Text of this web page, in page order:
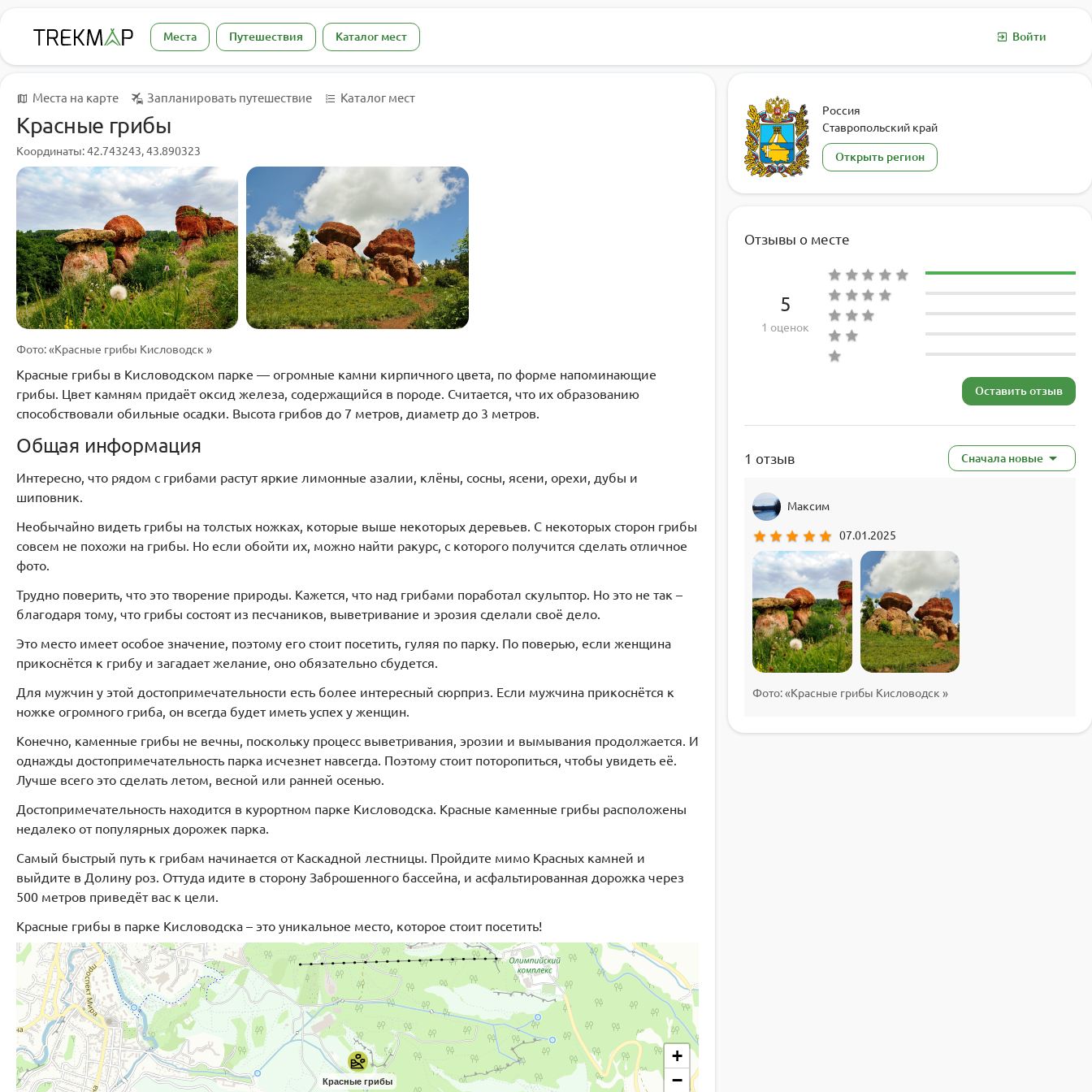
Места Путешествия Каталог мест Войти
Места на карте Запланировать путешествие Каталог мест
Красные грибы
Координаты: 42.743243, 43.890323
Фото: «Красные грибы Кисловодск »
Красные грибы в Кисловодском парке — огромные камни кирпичного цвета, по форме напоминающие
грибы. Цвет камням придаёт оксид железа, содержащийся в породе. Считается, что их образованию
способствовали обильные осадки. Высота грибов до 7 метров, диаметр до 3 метров.
Общая информация
Интересно, что рядом с грибами растут яркие лимонные азалии, клёны, сосны, ясени, орехи, дубы и
шиповник.
Необычайно видеть грибы на толстых ножках, которые выше некоторых деревьев. С некоторых сторон грибы
совсем не похожи на грибы. Но если обойти их, можно найти ракурс, с которого получится сделать отличное
фото.
Трудно поверить, что это творение природы. Кажется, что над грибами поработал скульптор. Но это не так –
благодаря тому, что грибы состоят из песчаников, выветривание и эрозия сделали своё дело.
Это место имеет особое значение, поэтому его стоит посетить, гуляя по парку. По поверью, если женщина
прикоснётся к грибу и загадает желание, оно обязательно сбудется.
Для мужчин у этой достопримечательности есть более интересный сюрприз. Если мужчина прикоснётся к
ножке огромного гриба, он всегда будет иметь успех у женщин.
Конечно, каменные грибы не вечны, поскольку процесс выветривания, эрозии и вымывания продолжается. И
однажды достопримечательность парка исчезнет навсегда. Поэтому стоит поторопиться, чтобы увидеть её.
Лучше всего это сделать летом, весной или ранней осенью.
Достопримечательность находится в курортном парке Кисловодска. Красные каменные грибы расположены
недалеко от популярных дорожек парка.
Самый быстрый путь к грибам начинается от Каскадной лестницы. Пройдите мимо Красных камней и
выйдите в Долину роз. Оттуда идите в сторону Заброшенного бассейна, и асфальтированная дорожка через
500 метров приведёт вас к цели.
Красные грибы в парке Кисловодска – это уникальное место, которое стоит посетить!
Красные грибы
+
−
Россия
Ставропольский край
Открыть регион
Отзывы о месте
5
1 оценок
Оставить отзыв
1 отзыв Сначала новые
Максим
star star star star star 07.01.2025
Фото: «Красные грибы Кисловодск »